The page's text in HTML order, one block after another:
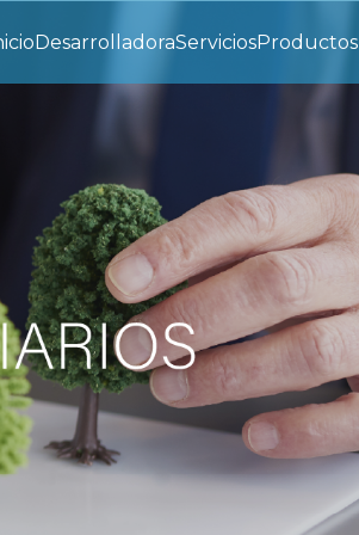
DesarrolladoraServiciosProductos